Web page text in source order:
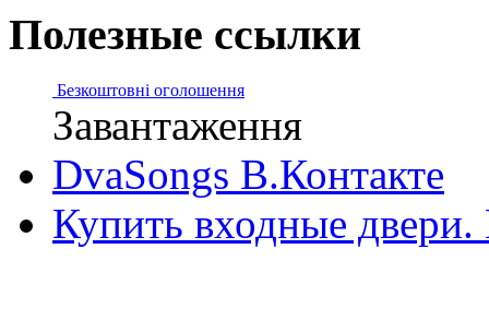
Полезные ссылки
Безкоштовні оголошення
Завантаження
DvaSongs В.Контакте
Купить входные двери.